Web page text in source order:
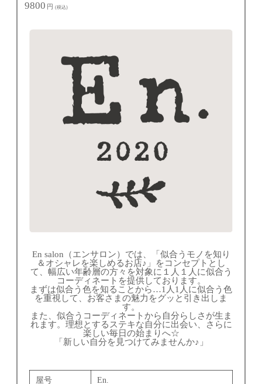
9800 円 (税込)
En salon（エンサロン）では、「似合うモノを知り
＆オシャレを楽しめるお店♪」をコンセプトとし
て、幅広い年齢層の方々を対象に１人１人に似合う
コーディネートを提供しております。
まずは似合う色を知ることから…1人1人に似合う色
を重視して、お客さまの魅力をグッと引き出しま
す。
また、似合うコーディネートから自分らしさが生ま
れます。理想とするステキな自分に出会い、さらに
楽しい毎日の始まりへ☆
「新しい自分を見つけてみませんか♪」
屋号 En.